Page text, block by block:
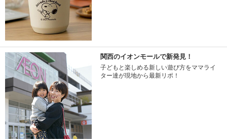
関西のイオンモールで新発見！
子どもと楽しめる新しい遊び方をママライ
ター達が現地から最新リポ！